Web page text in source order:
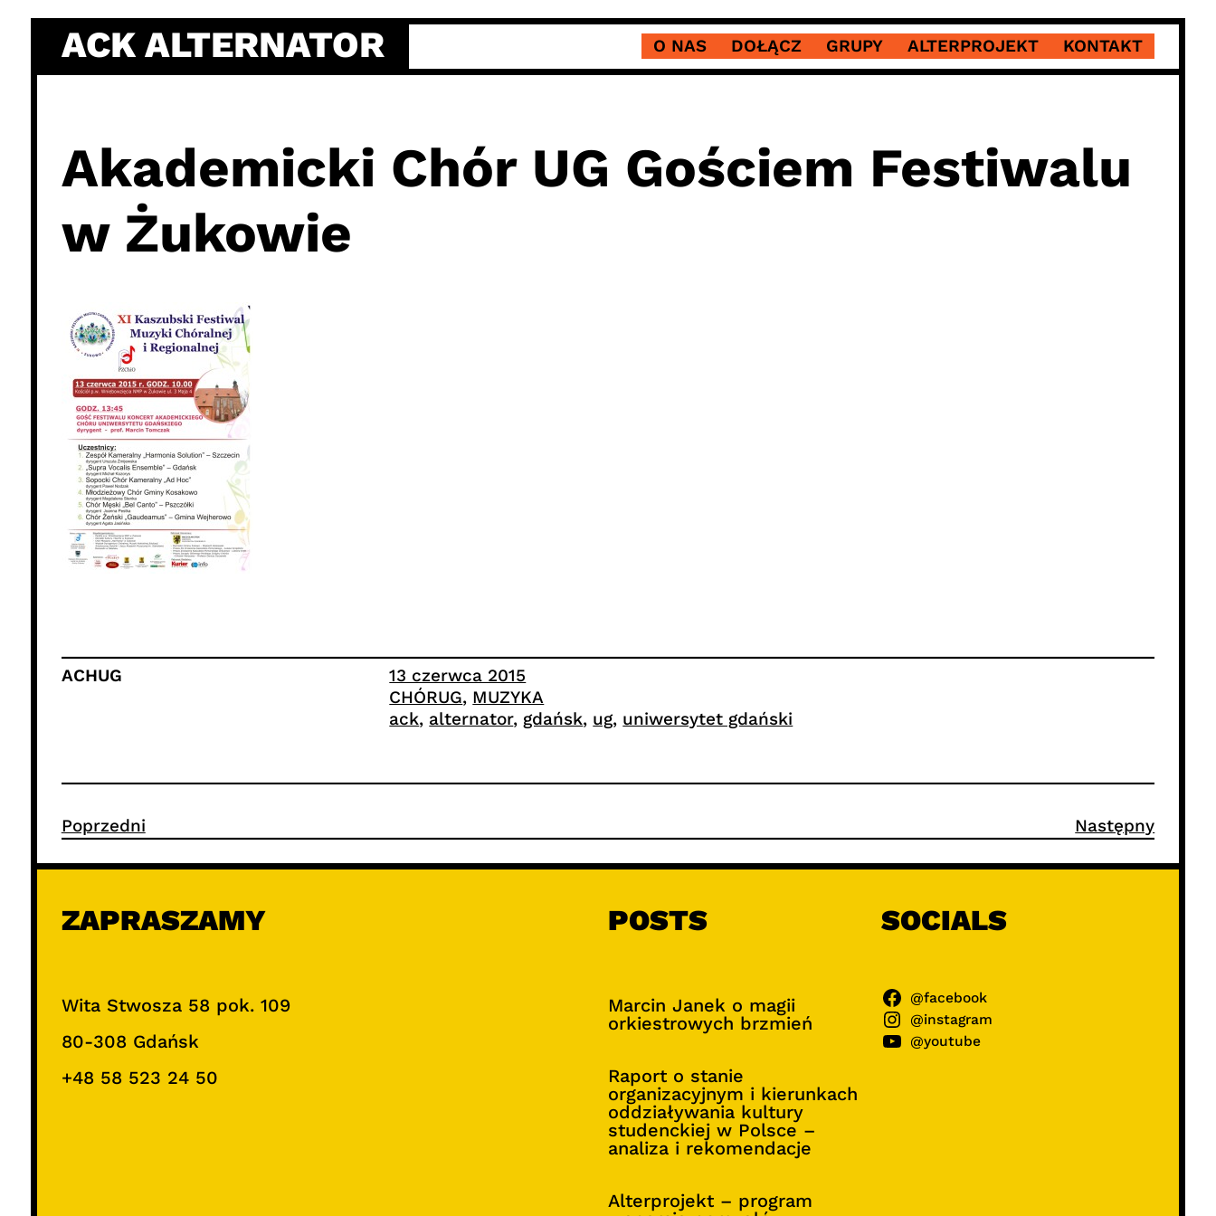
content
ACK ALTERNATOR O NAS DOŁĄCZ GRUPY ALTERPROJEKT KONTAKT
Akademicki Chór UG Gościem Festiwalu
w Żukowie
ACHUG
13 czerwca 2015
CHÓRUG, MUZYKA
ack, alternator, gdańsk, ug, uniwersytet gdański
Poprzedni Następny
ZAPRASZAMY
Wita Stwosza 58 pok. 109
80-308 Gdańsk
+48 58 523 24 50
POSTS
Marcin Janek o magii
orkiestrowych brzmień
Raport o stanie
organizacyjnym i kierunkach
oddziaływania kultury
studenckiej w Polsce –
analiza i rekomendacje
Alterprojekt – program
SOCIALS
@facebook
@instagram
@youtube